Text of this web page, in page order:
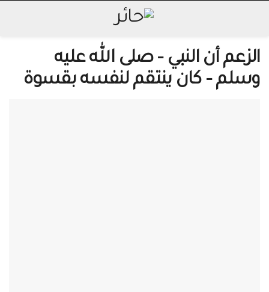
الزعم أن النبي – صلى الله عليه
وسلم – كان ينتقم لنفسه بقسوة